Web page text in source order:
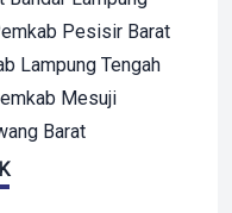
Pesisir Barat
Lampung Tengah
Mesuji
Barat